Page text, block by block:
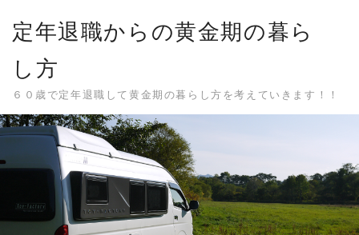
content
定年退職からの黄金期の暮ら
し方
６０歳で定年退職して黄金期の暮らし方を考えていきます！！